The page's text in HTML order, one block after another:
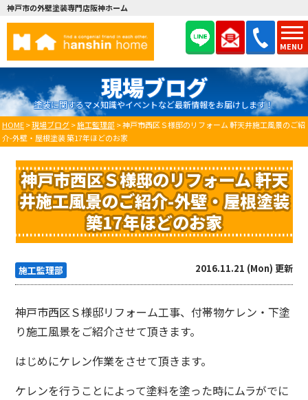
MENU
神戸市の外壁塗装専門店阪神ホーム
現場ブログ
塗装に関するマメ知識やイベントなど最新情報をお届けします！
HOME>現場ブログ>施工監理部 >神戸市西区Ｓ様邸のリフォーム 軒天井施工風景のご紹
介-外壁・屋根塗装 築17年ほどのお家
神戸市西区Ｓ様邸のリフォーム 軒天
井施工風景のご紹介-外壁・屋根塗装
築17年ほどのお家
施工監理部 2016.11.21 (Mon) 更新
神戸市西区Ｓ様邸リフォーム工事、付帯物ケレン・下塗
り施工風景をご紹介させて頂きます。
はじめにケレン作業をさせて頂きます。
ケレンを行うことによって塗料を塗った時にムラがでに